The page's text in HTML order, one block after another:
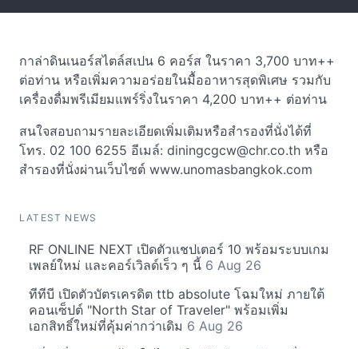
กาล่าดินเนอร์สไตล์สเปน 6 คอร์ส ในราคา 3,700 บาท++
ต่อท่าน หรือเพิ่มความอร่อยในมื้ออาหารสุดพิเศษ รวมกับ
เครื่องดื่มพรีเมียมแพร์ริ่งในราคา 4,200 บาท++ ต่อท่าน
สนใจสอบถามรายละเอียดเพิ่มเติมหรือสำรองที่นั่งได้ที่
โทร. 02 100 6255 อีเมล์: diningcgcw@chr.co.th หรือ
สำรองที่นั่งผ่านเว็บไซต์ www.unomasbangkok.com
LATEST NEWS
RF ONLINE NEXT เปิดตัวแชปเตอร์ 10 พร้อมระบบเกม
เพลย์ใหม่ และคอร์เวิลด์เร็ว ๆ นี้ 6 Aug 26
ทีทีบี เปิดตัวบัตรเครดิต ttb absolute โฉมใหม่ ภายใต้
คอนเซ็ปต์ "North Star of Traveler" พร้อมเพิ่ม
เอกสิทธิ์ใหม่ที่คุ้มค่ากว่าเดิม 6 Aug 26